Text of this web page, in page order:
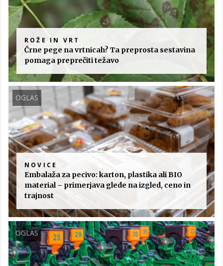
ROŽE IN VRT
Črne pege na vrtnicah? Ta preprosta sestavina
pomaga preprečiti težavo
OGLAS
NOVICE
Embalaža za pecivo: karton, plastika ali BIO
material – primerjava glede na izgled, ceno in
trajnost
OGLAS